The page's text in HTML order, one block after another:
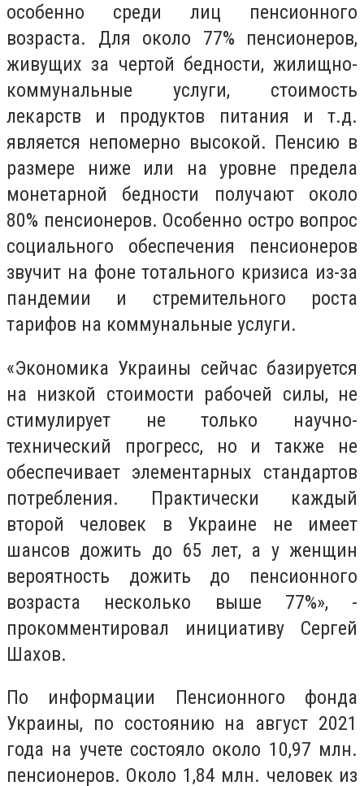
особенно среди лиц пенсионного
возраста. Для около 77% пенсионеров,
живущих за чертой бедности, жилищно-
коммунальные услуги, стоимость
лекарств и продуктов питания и т.д.
является непомерно высокой. Пенсию в
размере ниже или на уровне предела
монетарной бедности получают около
80% пенсионеров. Особенно остро вопрос
социального обеспечения пенсионеров
звучит на фоне тотального кризиса из-за
пандемии и стремительного роста
тарифов на коммунальные услуги.
«Экономика Украины сейчас базируется
на низкой стоимости рабочей силы, не
стимулирует не только научно-
технический прогресс, но и также не
обеспечивает элементарных стандартов
потребления. Практически каждый
второй человек в Украине не имеет
шансов дожить до 65 лет, а у женщин
вероятность дожить до пенсионного
возраста несколько выше 77%», -
прокомментировал инициативу Сергей
Шахов.
По информации Пенсионного фонда
Украины, по состоянию на август 2021
года на учете состояло около 10,97 млн.
пенсионеров. Около 1,84 млн. человек из